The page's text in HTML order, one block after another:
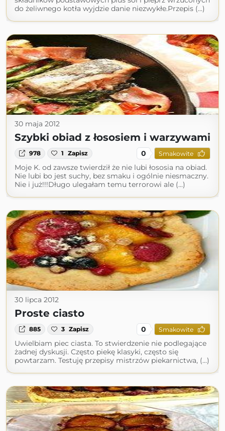
do żeliwnego kotła wyjdzie danie niezwykłe.Przepis (...)
30 maja 2012
Szybki obiad z łososiem i warzywami
978 1 Zapisz 0 Smakowite
Moje K. od zawsze twierdził że nie lubi łososia na obiad.
Nie lubi bo jest suchy, bez smaku i ogólnie niesmaczny.
Nie i już!!!Długo ulegałam temu terrorowi ale (...)
30 lipca 2012
Proste ciasto
885 3 Zapisz 0 Smakowite
Uwielbiam piec ciasta. To stwierdzenie nie podlegające
żadnej dyskusji. Często piekę klasyki, często się
powtarzam. Testuję przepisy mistrzów piekarnictwa, (...)